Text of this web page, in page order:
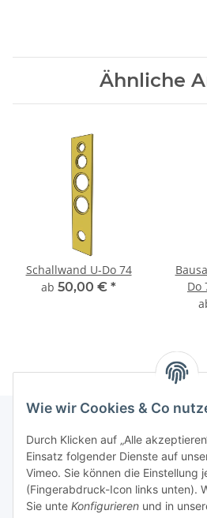
Ähnliche
Schallwand U-Do 74
ab 50,00 € *
Do
Informationen
Gesetzliche Informationen
Wie wir Cookies & Co
Durch Klicken auf „Alle
Einsatz folgender Dienste auf
Vimeo. Sie können die Einstellung
(Fingerabdruck-Icon links unten).
Sie unte Konfigurieren und in